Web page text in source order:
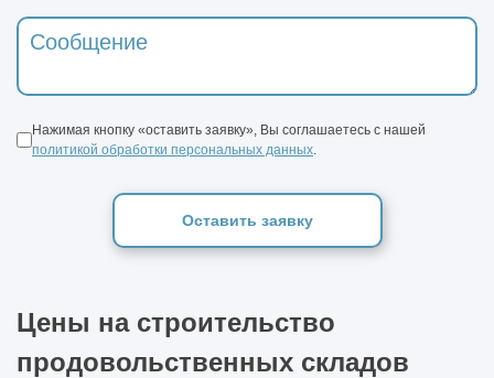
Нажимая кнопку «оставить заявку», Вы соглашаетесь с нашей
политикой обработки персональных данных
Оставить заявку
Цены на строительство
продовольственных складов